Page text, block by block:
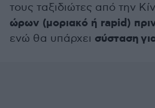
τους ταξιδιώτες από την
ώρων (μοριακό ή rapid)
ενώ θα υπάρχει σύσταση